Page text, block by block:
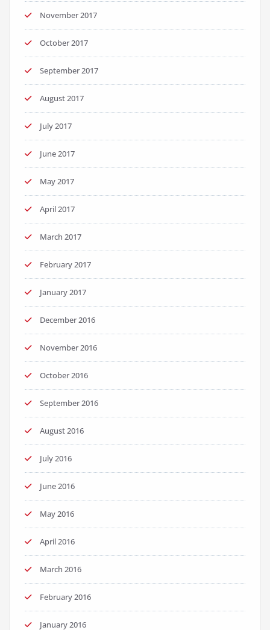
November 2017
October 2017
September 2017
August 2017
July 2017
June 2017
May 2017
April 2017
March 2017
February 2017
January 2017
December 2016
November 2016
October 2016
September 2016
August 2016
July 2016
June 2016
May 2016
April 2016
March 2016
February 2016
January 2016